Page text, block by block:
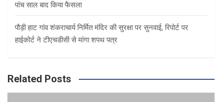
पांच साल बाद किया फैसला
पौड़ी हाट गांव शंकराचार्य निर्मित मंदिर की सुरक्षा पर सुनवाई, रिपोर्ट पर
हाईकोर्ट ने टीएचडीसी से मांगा शपथ पत्र
Related Posts